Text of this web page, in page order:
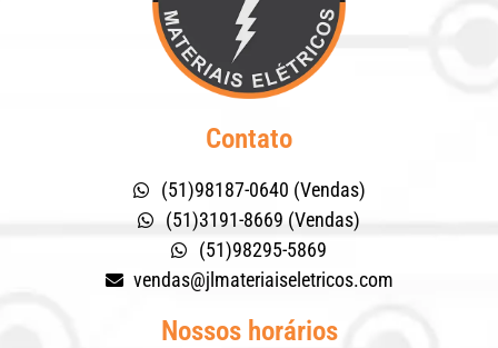
Contato
(51)98187-0640 (Vendas)
(51)3191-8669 (Vendas)
(51)98295-5869
vendas@jlmateriaiseletricos.com
Nossos horários